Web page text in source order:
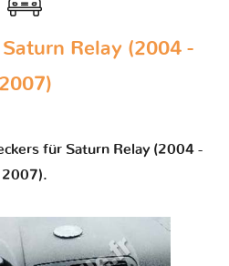
Saturn Relay (2004 -
2007)
für Saturn Relay (2004 -
2007).